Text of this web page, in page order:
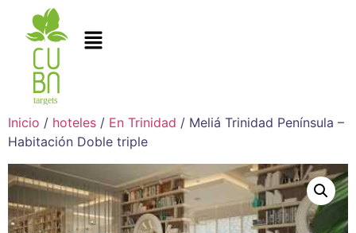
Inicio / hoteles / En Trinidad / Meliá Trinidad Península –
Habitación Doble triple